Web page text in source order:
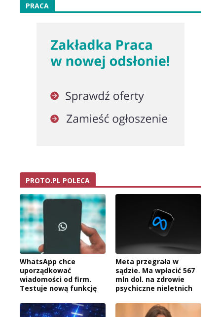
PRACA
PROTO.PL POLECA
WhatsApp chce
uporządkować
wiadomości od firm.
Testuje nową funkcję
Meta przegrała w
sądzie. Ma wpłacić 567
mln dol. na zdrowie
psychiczne nieletnich